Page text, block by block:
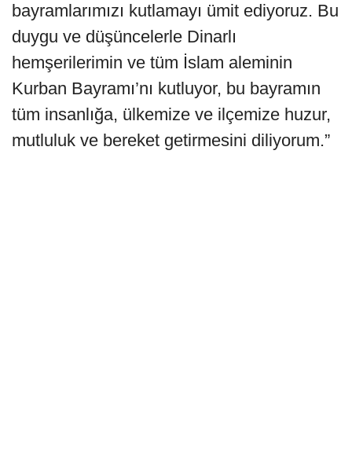
bayramlarımızı kutlamayı ümit ediyoruz. Bu
duygu ve düşüncelerle Dinarlı
hemşerilerimin ve tüm İslam aleminin
Kurban Bayramı’nı kutluyor, bu bayramın
tüm insanlığa, ülkemize ve ilçemize huzur,
mutluluk ve bereket getirmesini diliyorum.”